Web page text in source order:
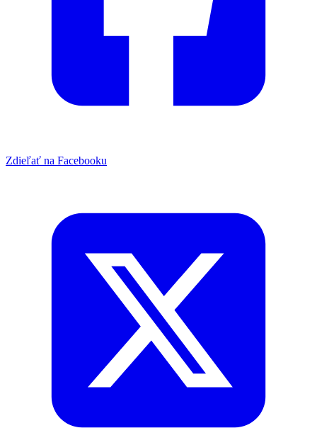
Zdieľať na Facebooku